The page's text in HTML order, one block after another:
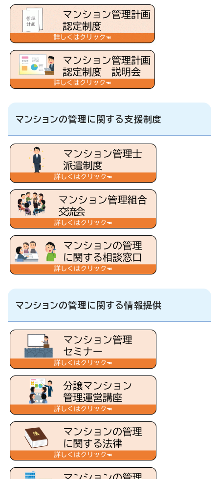
マンションの管理に関する支援制度
マンションの管理に関する情報提供